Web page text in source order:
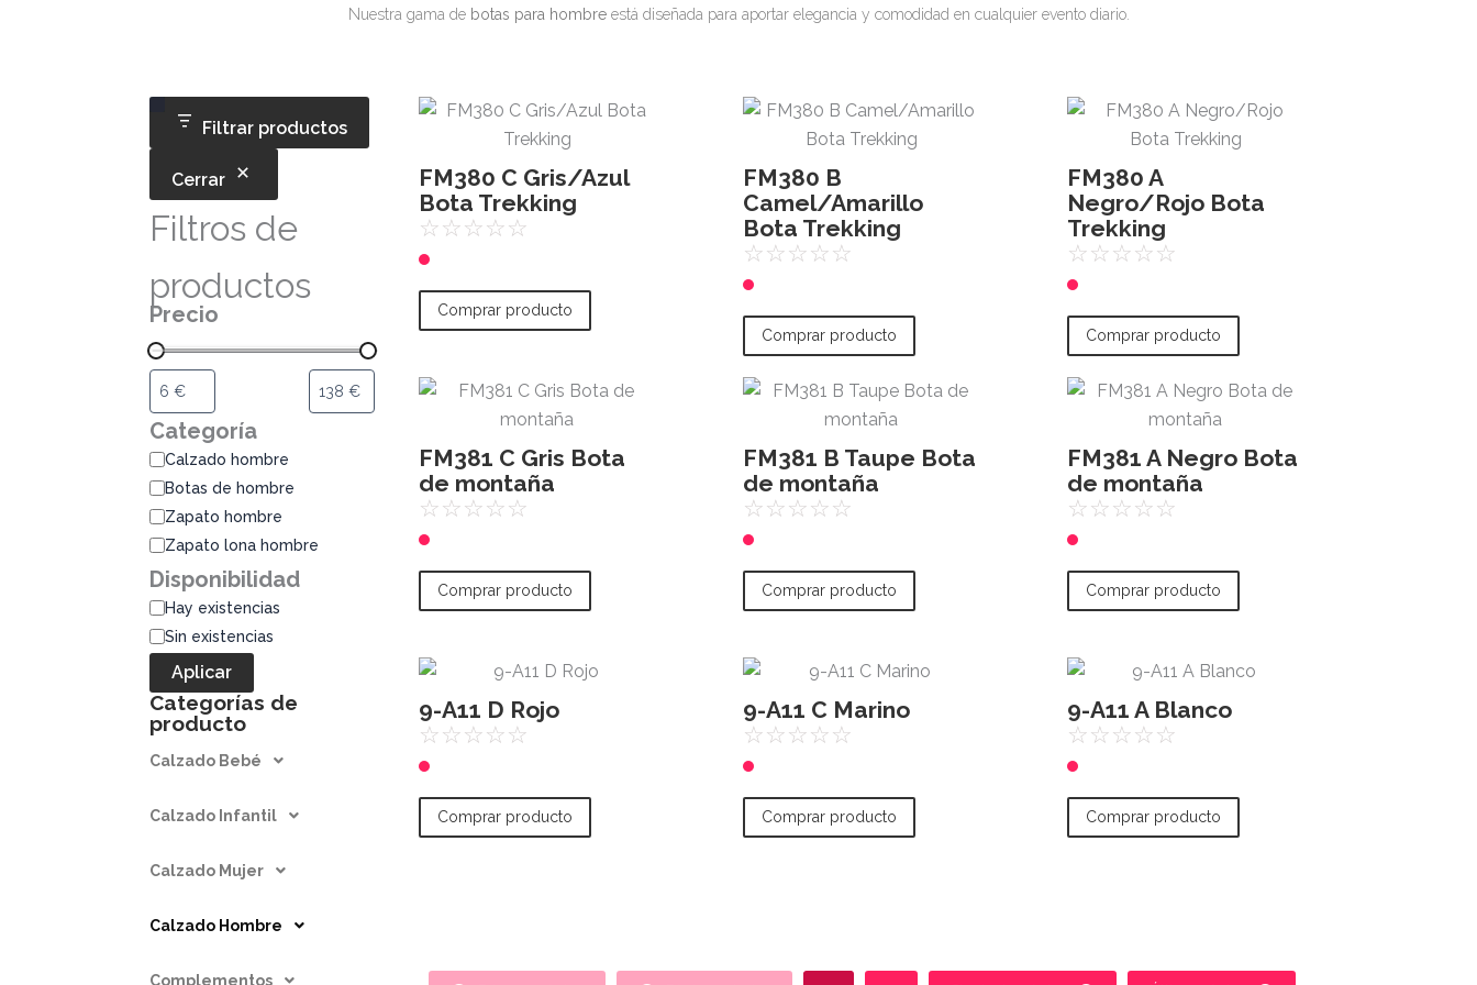
Nuestra gama de botas para hombreestá diseñada para aportar elegancia y comodidad en cualquier evento diario.
Filtrar productos
Cerrar
Filtros de
productos
Precio
Categoría
Calzado hombre
Botas de hombre
Zapato hombre
Zapato lona hombre
Disponibilidad
Hay existencias
Sin existencias
Aplicar
Categorías de
producto
Calzado Bebé
Calzado Infantil
Calzado Mujer
Calzado Hombre
Complementos
FM380 C Gris/Azul
Bota Trekking
☆☆☆☆☆
Comprar producto
FM380 B
Camel/Amarillo
Bota Trekking
☆☆☆☆☆
Comprar producto
FM380 A
Negro/Rojo Bota
Trekking
☆☆☆☆☆
Comprar producto
FM381 C Gris Bota
de montaña
☆☆☆☆☆
Comprar producto
FM381 B Taupe Bota
de montaña
☆☆☆☆☆
Comprar producto
FM381 A Negro Bota
de montaña
☆☆☆☆☆
Comprar producto
9-A11 D Rojo
☆☆☆☆☆
Comprar producto
9-A11 C Marino
☆☆☆☆☆
Comprar producto
9-A11 A Blanco
☆☆☆☆☆
Comprar producto